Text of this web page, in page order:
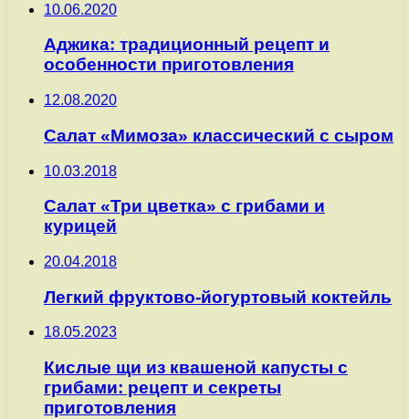
10.06.2020
Аджика: традиционный рецепт и
особенности приготовления
12.08.2020
Салат «Мимоза» классический с сыром
10.03.2018
Салат «Три цветка» с грибами и
курицей
20.04.2018
Легкий фруктово-йогуртовый коктейль
18.05.2023
Кислые щи из квашеной капусты с
грибами: рецепт и секреты
приготовления